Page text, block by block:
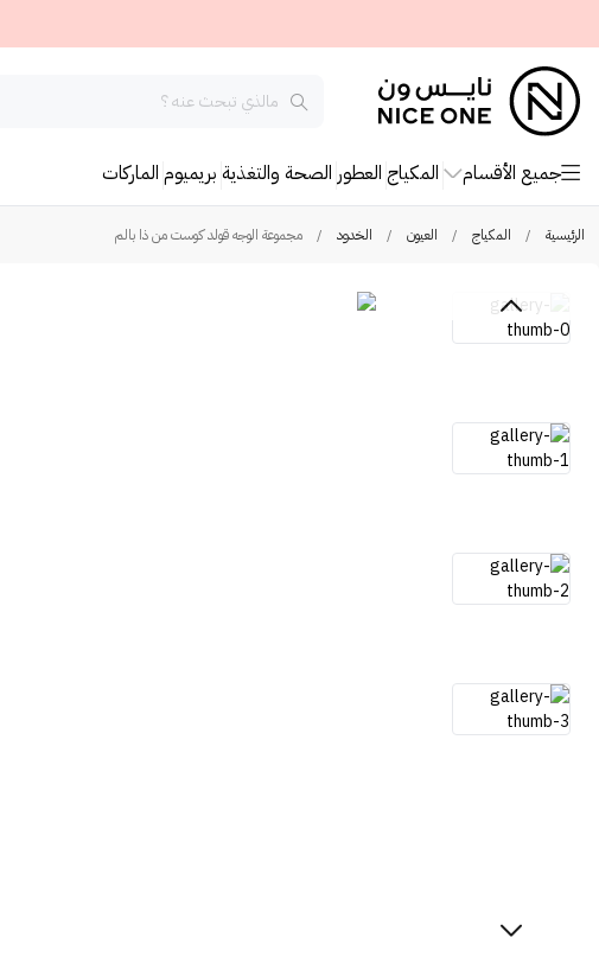
جميع الأقسام المكياج العطور الصحة والتغذية بريميوم الماركات
الرئيسية / المكياج / العيون / الخدود / مجموعة الوجه قولد كوست من ذا بالم